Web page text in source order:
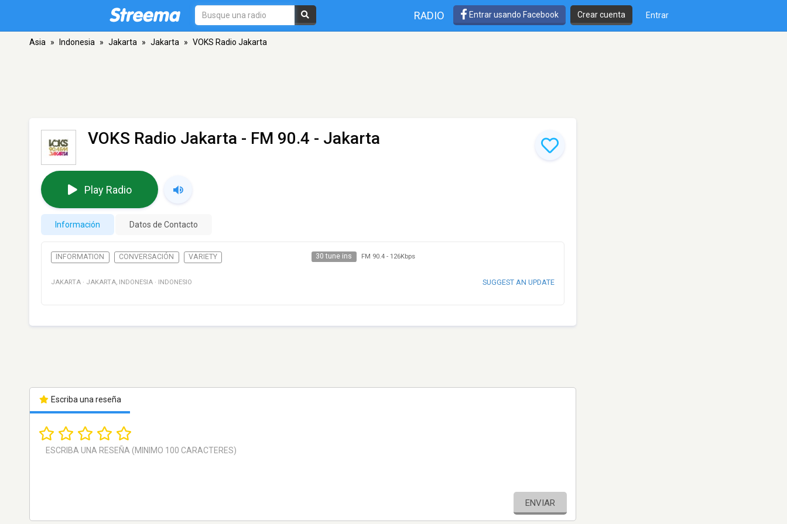
RADIO Entrar usando Facebook Crear cuenta Entrar
Asia » Indonesia » Jakarta » Jakarta » VOKS Radio Jakarta
VOKS Radio Jakarta - FM 90.4 - Jakarta
Play Radio
Información Datos de Contacto
INFORMATION CONVERSACIÓN VARIETY 30 tune ins FM 90.4- 126Kbps
JAKARTA · JAKARTA, INDONESIA · INDONESIO SUGGEST AN UPDATE
Escriba una reseña
ENVIAR